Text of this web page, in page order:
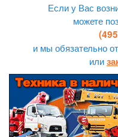
Если у Вас
можете
и мы обязательно
или